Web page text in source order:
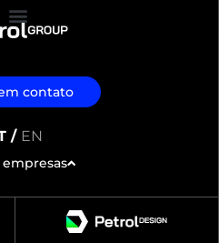
contato
/ EN
empresas